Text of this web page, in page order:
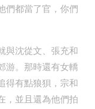
們都當了官，你們
與沈從文、張充和
游。那時還有女轎
得有點狼狽，宗和
，並且還為他們拍